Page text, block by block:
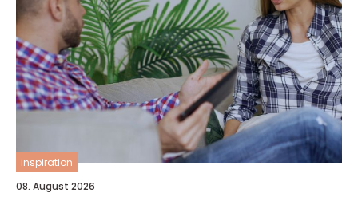
inspiration
08. August 2026